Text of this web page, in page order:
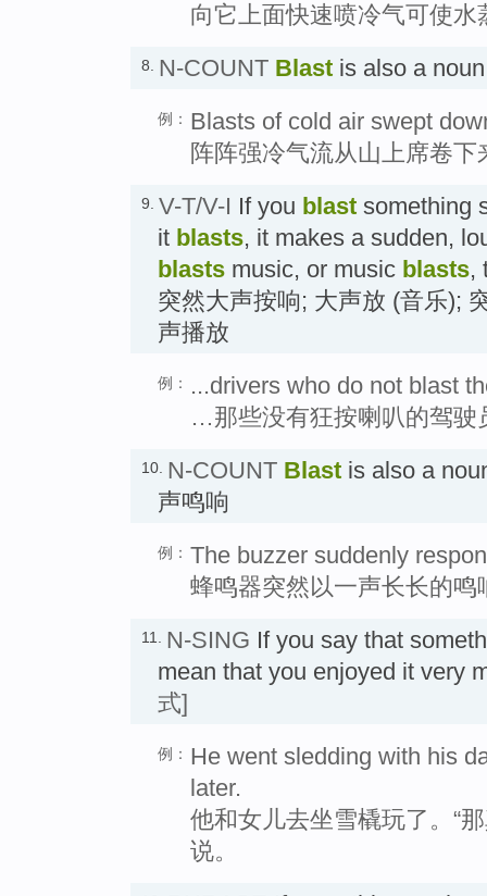
向它上面快速喷冷气可使水
8. N-COUNT Blast is also a
例： Blasts of cold air swept
阵阵强冷气流从山上席卷下
9. V-T/V-I If you blast something
it blasts, it makes a sudden,
blasts music, or music blasts,
突然大声按响; 大声放 (音乐);
声播放
例：
...drivers who do not blast
…那些没有狂按喇叭的驾驶
10. N-COUNT Blast is also a
声鸣响
例： The buzzer suddenly
蜂鸣器突然以一声长长的鸣
11. N-SING If you say that
mean that you enjoyed it very
式]
例： He went sledding with his
later.
他和女儿去坐雪橇玩了。“
说。